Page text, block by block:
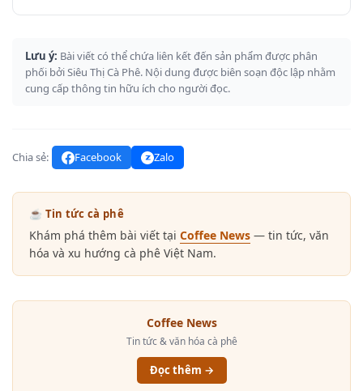
Lưu ý: Bài viết có thể chứa liên kết đến sản phẩm được phân
phối bởi Siêu Thị Cà Phê. Nội dung được biên soạn độc lập nhằm
cung cấp thông tin hữu ích cho người đọc.
Chia sẻ: Facebook Zalo
☕ Tin tức cà phê
Khám phá thêm bài viết tại Coffee News — tin tức, văn
hóa và xu hướng cà phê Việt Nam.
Coffee News
Tin tức & văn hóa cà phê
Đọc thêm →